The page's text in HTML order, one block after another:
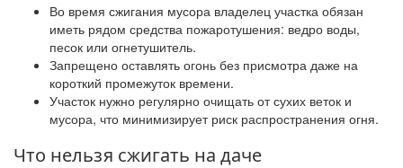
Во время сжигания мусора владелец участка обязан
иметь рядом средства пожаротушения: ведро воды,
песок или огнетушитель.
Запрещено оставлять огонь без присмотра даже на
короткий промежуток времени.
Участок нужно регулярно очищать от сухих веток и
мусора, что минимизирует риск распространения огня.
Что нельзя сжигать на даче